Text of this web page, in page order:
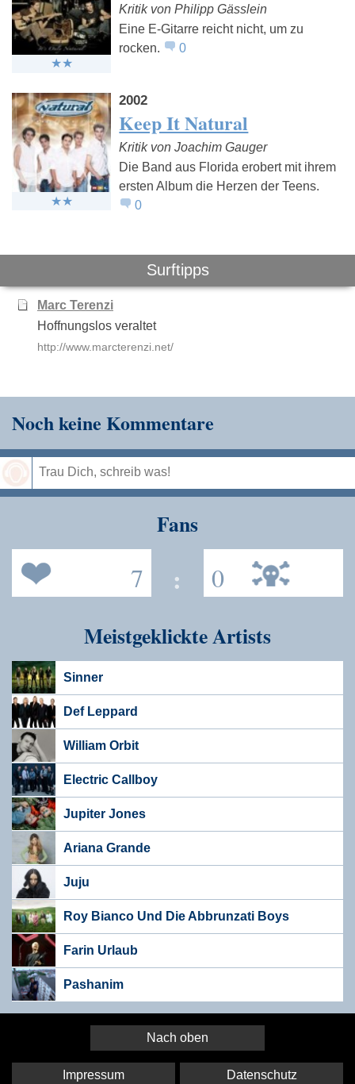
Kritik von Philipp Gässlein
Eine E-Gitarre reicht nicht, um zu
rocken.
0
2002
Keep It Natural
Kritik von Joachim Gauger
Die Band aus Florida erobert mit ihrem
ersten Album die Herzen der Teens.
0
Surftipps
Marc Terenzi
Hoffnungslos veraltet
http://www.marcterenzi.net/
Noch keine Kommentare
Fans
7 : 0
Meistgeklickte Artists
Sinner
Def Leppard
William Orbit
Electric Callboy
Jupiter Jones
Ariana Grande
Juju
Roy Bianco Und Die Abbrunzati Boys
Farin Urlaub
Pashanim
Nach oben
Impressum Datenschutz